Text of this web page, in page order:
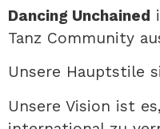
Dancing Unchained
Tanz Community
Unsere Hauptstile
Unsere Vision ist